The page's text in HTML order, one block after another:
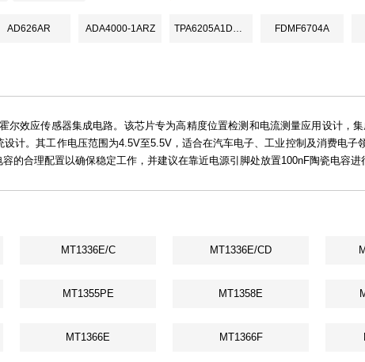
AD626AR ADA4000-1ARZ TPA6205A1DRBR FDMF6704A
尔效应传感器集成电路。该芯片专为高精度位置检测和电流测量应用设计，
计。其工作电压范围为4.5V至5.5V，适合在汽车电子、工业控制及消费电
的合理配置以确保稳定工作，并建议在靠近电源引脚处放置100nF陶瓷电容进
MT1336E/C MT1336E/CD
MT1355PE MT1358E
MT1366E MT1366F